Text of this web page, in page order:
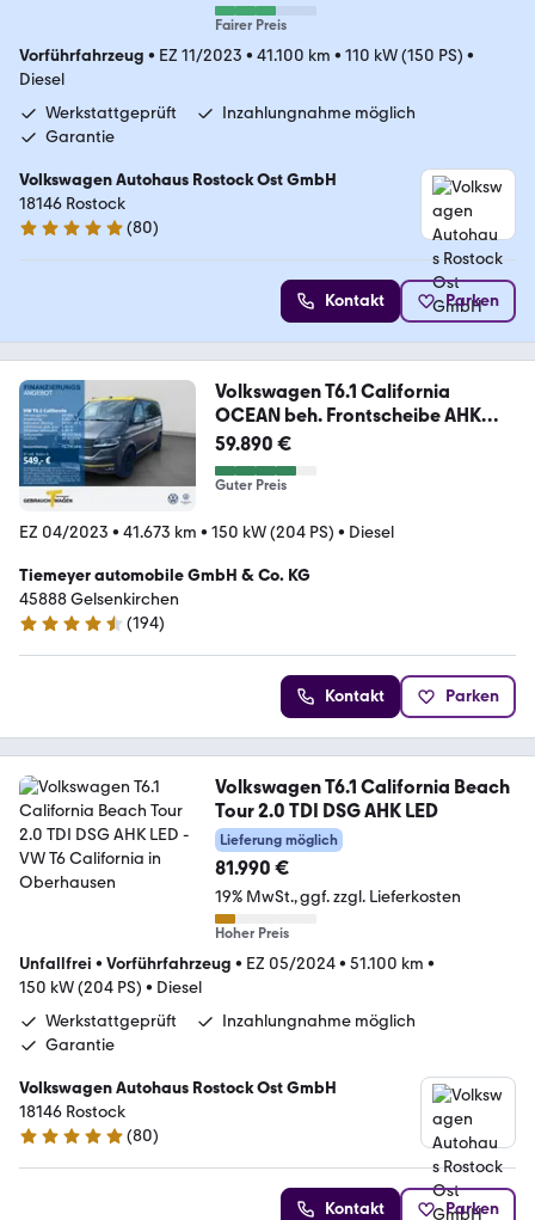
Fairer Preis
Vorführfahrzeug • EZ 11/2023 • 41.100 km • 110 kW (150 PS) •
Diesel
Werkstattgeprüft
Inzahlungnahme möglich
Garantie
Volkswagen Autohaus Rostock Ost GmbH
18146 Rostock
4.9 Sterne
(80)
Kontakt Parken
Volkswagen T6.1 California
OCEAN beh. Frontscheibe AHK
ACC
59.890 €
Guter Preis
EZ 04/2023 • 41.673 km • 150 kW (204 PS) • Diesel
Tiemeyer automobile GmbH & Co. KG
45888 Gelsenkirchen
4.7 Sterne
(194)
Kontakt Parken
Volkswagen T6.1 California Beach
Tour 2.0 TDI DSG AHK LED
Lieferung möglich
81.990 €
19% MwSt. ggf. zzgl. Lieferkosten
Hoher Preis
Unfallfrei • Vorführfahrzeug • EZ 05/2024• 51.100 km •
150 kW (204 PS) • Diesel
Werkstattgeprüft
Inzahlungnahme möglich
Garantie
Volkswagen Autohaus Rostock Ost GmbH
18146 Rostock
4.9 Sterne
(80)
Kontakt Parken